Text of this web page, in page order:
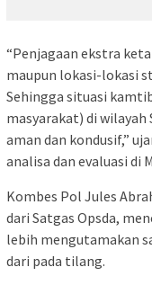
“Penjagaan ekstra
maupun lokasi-lokasi
Sehingga situasi
masyarakat) di
aman dan kondusif,”
analisa dan evaluasi di
Kombes Pol Jules
dari Satgas Opsda,
lebih mengutamakan
dari pada tilang.